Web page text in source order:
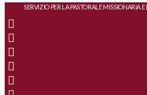
SERVIZIO PER LA PASTORALE MISSIONARIA